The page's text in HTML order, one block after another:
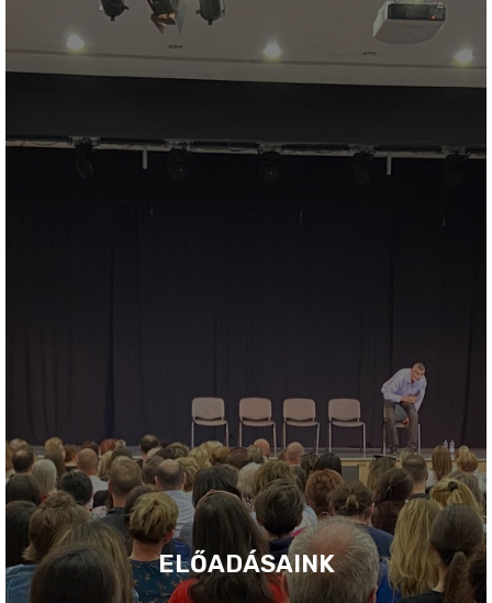
ELŐADÁSAINK